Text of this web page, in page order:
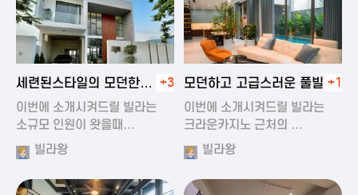
2024-11-19 01:22
세련된스타일의 모던한
풀빌라
+3
이번에 소개시켜드릴 빌라는
소규모 인원이 왓을때…
빌라왕
2024-11-20 00:20
모던하고 고급스러운 풀빌라+1
이번에 소개시켜드릴 빌라는
크라운카지노 근처의 …
빌라왕